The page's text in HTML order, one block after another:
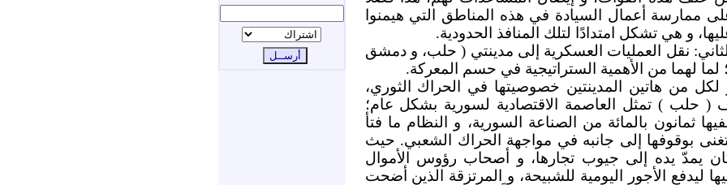
ممارسة أعمال السيادة في هذه المناطق التي هيمنوا
و هي تشكل امتدادًا لتلك المنافذ الحدودية.
الثاني: نقل العمليات العسكرية إلى مدينتي ( حلب، و دمشق
لما لهما من الأهمية الستراتيجية في حسم المعركة.
لكل من هاتين المدينتين خصوصيتها في الحراك الثوري،
( حلب ) تمثل العاصمة الاقتصادية لسورية بشكل عام؛
ثمانون بالمائة من الصناعة السورية، و النظام ما فتأ
بوقوفها إلى جانبه في مواجهة الحراك الشعبي. حيث
يمدّ يده إلى جيوب تجارها، و أصحاب رؤوس الأموال
ليدفع الأجور اليومية للشبيحة، و المرتزقة الذين أضحت